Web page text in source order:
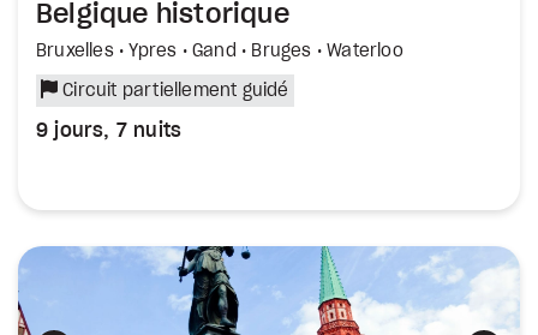
Belgique historique
Bruxelles • Ypres • Gand • Bruges • Waterloo
Circuit partiellement guidé
9 jours, 7 nuits